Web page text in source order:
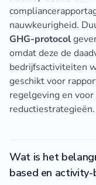
nauwkeurigheid.
GHG-protocol
omdat deze de
bedrijfsactiviteiten
geschikt voor
regelgeving en
reductiestrategieën.
Wat is het
based en